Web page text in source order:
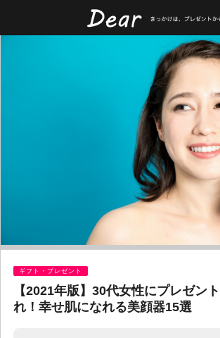
ギフト・プレゼント
【2021年版】30代女性にプレゼン
れ！幸せ肌になれる美顔器15選